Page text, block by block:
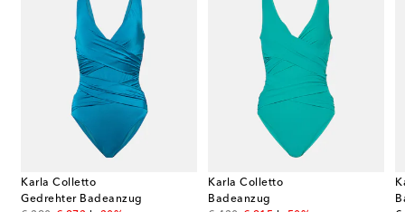
Karla Colletto
Gedrehter Badeanzug
Karla Colletto
Badeanzug